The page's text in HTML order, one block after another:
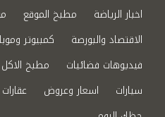
اخبار الرياضة
مطبخ الموقع
الاقتصاد والبورصة
كمبيوتر
فيديوهات فضائيات
مطبخ
سيارات
اسعار وعروض